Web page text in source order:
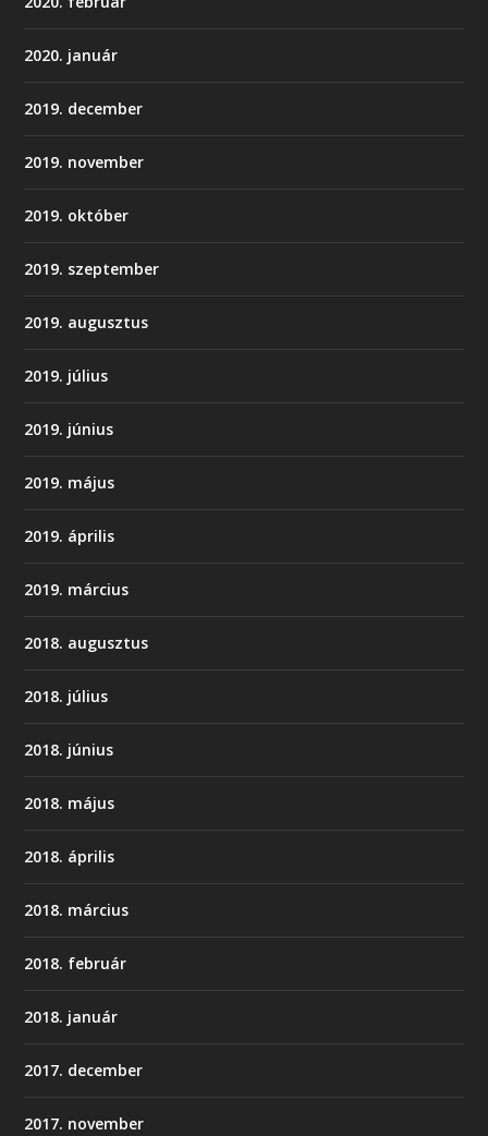
2020. január
2019. december
2019. november
2019. október
2019. szeptember
2019. augusztus
2019. július
2019. június
2019. május
2019. április
2019. március
2018. augusztus
2018. július
2018. június
2018. május
2018. április
2018. március
2018. február
2018. január
2017. december
2017. november